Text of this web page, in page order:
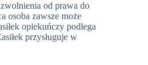
od prawa do
osoba zawsze może
opiekuńczy podlega
przysługuje w